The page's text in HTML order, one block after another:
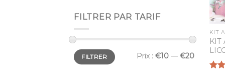
FILTRER PAR TARIF
Prix
min
Prix
maxFILTRER Prix : €10 — €20
KIT
KIT